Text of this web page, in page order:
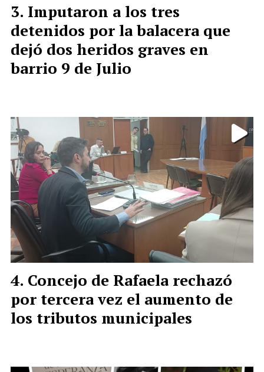
Imputaron a los tres
detenidos por la balacera que
dejó dos heridos graves en
barrio 9 de Julio
Concejo de Rafaela rechazó
por tercera vez el aumento de
los tributos municipales